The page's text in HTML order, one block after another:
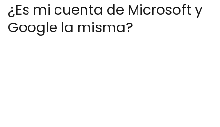
¿Es mi cuenta de Microsoft y
Google la misma?